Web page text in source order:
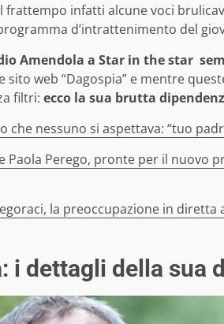
frattempo infatti alcune voci
d’intrattenimento del
Amendola a Star in the star
sito web “Dagospia” e mentre
filtri: ecco la sua brutta
che nessuno si aspettava: “tuo
Paola Perego, pronte per il nuovo
la preoccupazione in diretta
i dettagli della sua